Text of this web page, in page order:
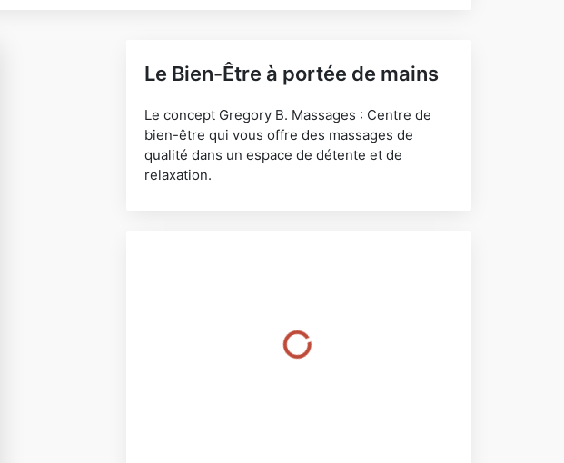
Le Bien-Être à portée de mains
Le concept Gregory B. Massages : Centre de
bien-être qui vous offre des massages de
qualité dans un espace de détente et de
relaxation.